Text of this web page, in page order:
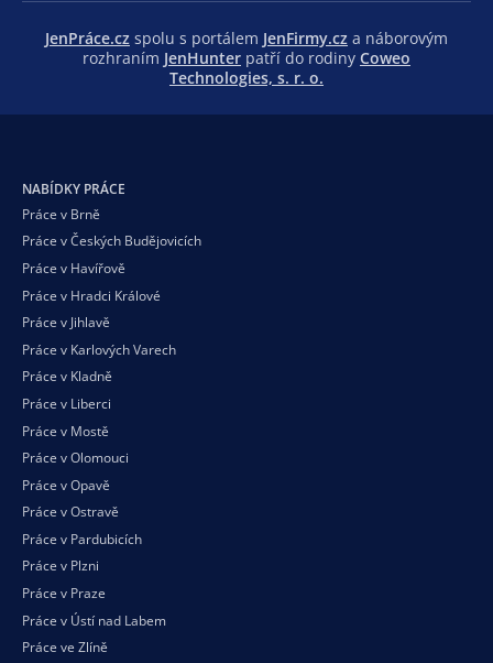
JenPráce.cz spolu s portálem JenFirmy.cz a náborovým
rozhraním JenHunter patří do rodiny Coweo
Technologies, s. r. o.
NABÍDKY PRÁCE
Práce v Brně
Práce v Českých Budějovicích
Práce v Havířově
Práce v Hradci Králové
Práce v Jihlavě
Práce v Karlových Varech
Práce v Kladně
Práce v Liberci
Práce v Mostě
Práce v Olomouci
Práce v Opavě
Práce v Ostravě
Práce v Pardubicích
Práce v Plzni
Práce v Praze
Práce v Ústí nad Labem
Práce ve Zlíně